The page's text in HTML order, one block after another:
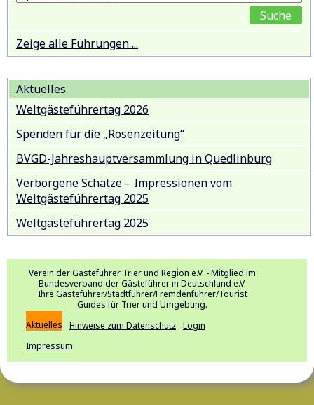
Zeige alle Führungen ...
Aktuelles
Weltgästeführertag 2026
Spenden für die „Rosenzeitung“
BVGD-Jahreshauptversammlung in Quedlinburg
Verborgene Schätze – Impressionen vom
Weltgästeführertag 2025
Weltgästeführertag 2025
Verein der Gästeführer Trier und Region e.V. - Mitglied im
Bundesverband der Gästeführer in Deutschland e.V.
Ihre Gästeführer/Stadtführer/Fremdenführer/Tourist
Guides für Trier und Umgebung.
Aktuelles
Hinweise zum Datenschutz Login
Impressum